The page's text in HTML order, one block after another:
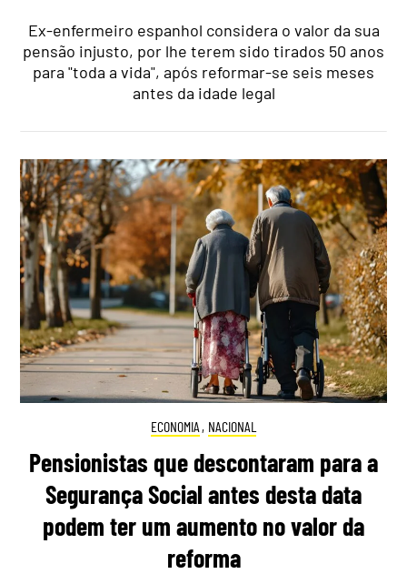
Ex-enfermeiro espanhol considera o valor da sua
pensão injusto, por lhe terem sido tirados 50 anos
para "toda a vida", após reformar-se seis meses
antes da idade legal
ECONOMIA , NACIONAL
Pensionistas que descontaram para a
Segurança Social antes desta data
podem ter um aumento no valor da
reforma